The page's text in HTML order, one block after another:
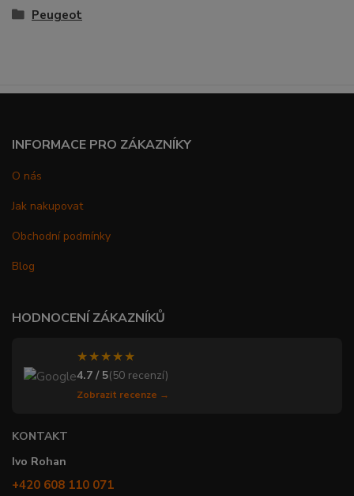
Peugeot
INFORMACE PRO ZÁKAZNÍKY
O nás
Jak nakupovat
Obchodní podmínky
Blog
HODNOCENÍ ZÁKAZNÍKŮ
★★★★★
4.7 / 5(50 recenzí)
Zobrazit recenze →
KONTAKT
Ivo Rohan
+420 608 110 071